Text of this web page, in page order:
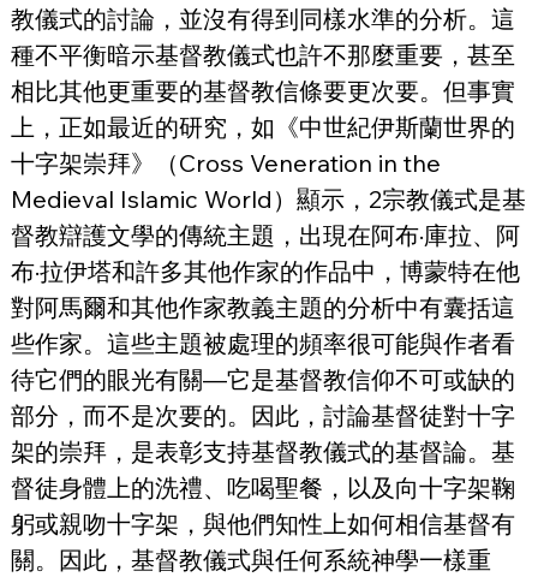
教儀式的討論，並沒有得到同樣水準的分析。這
種不平衡暗示基督教儀式也許不那麼重要，甚至
相比其他更重要的基督教信條要更次要。但事實
上，正如最近的研究，如《中世紀伊斯蘭世界的
十字架崇拜》（Cross Veneration in the
Medieval Islamic World）顯示，2宗教儀式是基
督教辯護文學的傳統主題，出現在阿布·庫拉、阿
布·拉伊塔和許多其他作家的作品中，博蒙特在他
對阿馬爾和其他作家教義主題的分析中有囊括這
些作家。這些主題被處理的頻率很可能與作者看
待它們的眼光有關—它是基督教信仰不可或缺的
部分，而不是次要的。因此，討論基督徒對十字
架的崇拜，是表彰支持基督教儀式的基督論。基
督徒身體上的洗禮、吃喝聖餐，以及向十字架鞠
躬或親吻十字架，與他們知性上如何相信基督有
關。因此，基督教儀式與任何系統神學一樣重